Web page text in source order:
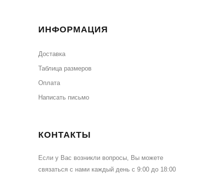
ИНФОРМАЦИЯ
Доставка
Таблица размеров
Оплата
Написать письмо
КОНТАКТЫ
Если у Вас возникли вопросы, Вы можете
связаться с нами каждый день с 9:00 до 18:00